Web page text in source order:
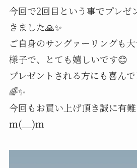
今回で2回目という事でプレゼ
きました🙏✨
ご自身のサングァーリングも
様子で、とても嬉しいです😊
プレゼントされる方にも喜ん
🌈✨
今回もお買い上げ頂き誠に有
m(__)m